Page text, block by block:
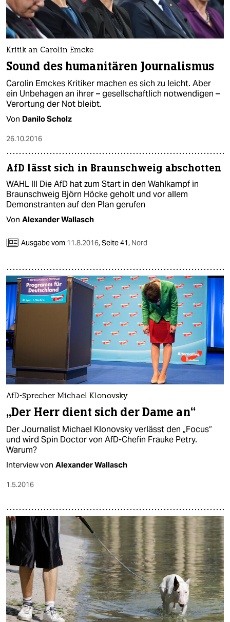
Kritik an Carolin Emcke
Sound des humanitären Journalismus
Carolin Emckes Kritiker machen es sich zu leicht. Aber
ein Unbehagen an ihrer – gesellschaftlich notwendigen –
Verortung der Not bleibt.
Von Danilo Scholz
26.10.2016
AfD lässt sich in Braunschweig abschotten
WAHL III Die AfD hat zum Start in den Wahlkampf in
Braunschweig Björn Höcke geholt und vor allem
Demonstranten auf den Plan gerufen
Von Alexander Wallasch
Ausgabe vom 11.8.2016,Seite 41, Nord
AfD-Sprecher Michael Klonovsky
„Der Herr dient sich der Dame an“
Der Journalist Michael Klonovsky verlässt den „Focus“
und wird Spin Doctor von AfD-Chefin Frauke Petry.
Warum?
Interview von Alexander Wallasch
1.5.2016